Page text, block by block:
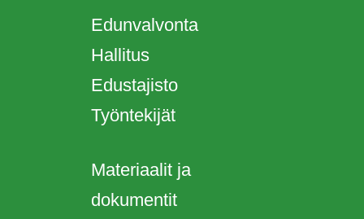
Edunvalvonta
Hallitus
Edustajisto
Työntekijät
Materiaalit ja
dokumentit